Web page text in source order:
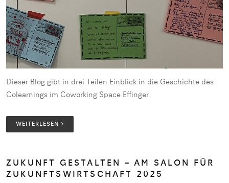
Dieser Blog gibt in drei Teilen Einblick in die Geschichte des
Colearnings im Coworking Space Effinger.
WEITERLESEN
ZUKUNFT GESTALTEN – AM SALON FÜR
ZUKUNFTSWIRTSCHAFT 2025